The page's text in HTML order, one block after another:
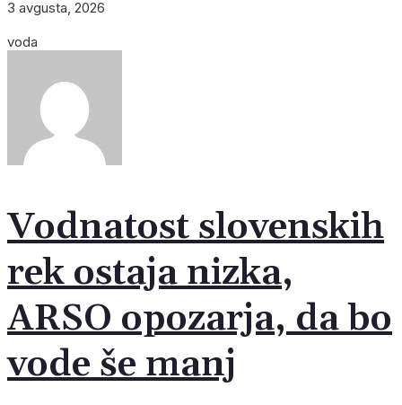
3 avgusta, 2026
voda
Vodnatost slovenskih
rek ostaja nizka,
ARSO opozarja, da bo
vode še manj